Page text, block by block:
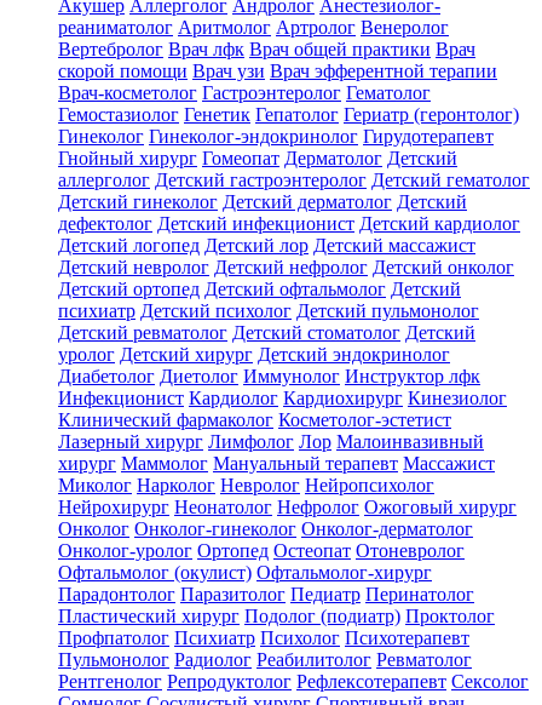
Акушер Аллерголог Андролог Анестезиолог-
реаниматолог Аритмолог Артролог Венеролог
Вертебролог Врач лфк Врач общей практики Врач
скорой помощи Врач узи Врач эфферентной терапии
Врач-косметолог Гастроэнтеролог Гематолог
Гемостазиолог Генетик Гепатолог Гериатр (геронтолог)
Гинеколог Гинеколог-эндокринолог Гирудотерапевт
Гнойный хирург Гомеопат Дерматолог Детский
аллерголог Детский гастроэнтеролог Детский гематолог
Детский гинеколог Детский дерматолог Детский
дефектолог Детский инфекционист Детский кардиолог
Детский логопед Детский лор Детский массажист
Детский невролог Детский нефролог Детский онколог
Детский ортопед Детский офтальмолог Детский
психиатр Детский психолог Детский пульмонолог
Детский ревматолог Детский стоматолог Детский
уролог Детский хирург Детский эндокринолог
Диабетолог Диетолог Иммунолог Инструктор лфк
Инфекционист Кардиолог Кардиохирург Кинезиолог
Клинический фармаколог Косметолог-эстетист
Лазерный хирург Лимфолог Лор Малоинвазивный
хирург Маммолог Мануальный терапевт Массажист
Миколог Нарколог Невролог Нейропсихолог
Нейрохирург Неонатолог Нефролог Ожоговый хирург
Онколог Онколог-гинеколог Онколог-дерматолог
Онколог-уролог Ортопед Остеопат Отоневролог
Офтальмолог (окулист) Офтальмолог-хирург
Парадонтолог Паразитолог Педиатр Перинатолог
Пластический хирург Подолог (подиатр) Проктолог
Профпатолог Психиатр Психолог Психотерапевт
Пульмонолог Радиолог Реабилитолог Ревматолог
Рентгенолог Репродуктолог Рефлексотерапевт Сексолог